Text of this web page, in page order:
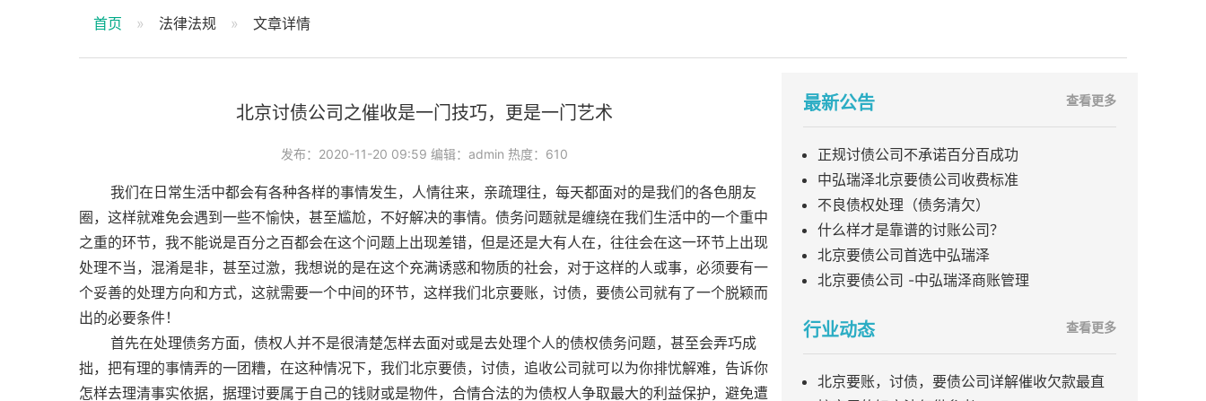
首页 法律法规 文章详情
北京讨债公司之催收是一门技巧，更是一门艺术
发布：2020-11-20 09:59 编辑：admin 热度：610
我们在日常生活中都会有各种各样的事情发生，人情往来，亲疏理往，每天都面对的是我们的各色朋友
圈，这样就难免会遇到一些不愉快，甚至尴尬，不好解决的事情。债务问题就是缠绕在我们生活中的一个重中
之重的环节，我不能说是百分之百都会在这个问题上出现差错，但是还是大有人在，往往会在这一环节上出现
处理不当，混淆是非，甚至过激，我想说的是在这个充满诱惑和物质的社会，对于这样的人或事，必须要有一
个妥善的处理方向和方式，这就需要一个中间的环节，这样我们北京要账，讨债，要债公司就有了一个脱颖而
出的必要条件！
首先在处理债务方面，债权人并不是很清楚怎样去面对或是去处理个人的债权债务问题，甚至会弄巧成
拙，把有理的事情弄的一团糟，在这种情况下，我们北京要债，讨债，追收公司就可以为你排忧解难，告诉你
怎样去理清事实依据，据理讨要属于自己的钱财或是物件，合情合法的为债权人争取最大的利益保护，避免遭
最新公告 查看更多
正规讨债公司不承诺百分百成功
中弘瑞泽北京要债公司收费标准
不良债权处理（债务清欠）
什么样才是靠谱的讨账公司？
北京要债公司首选中弘瑞泽
北京要债公司 -中弘瑞泽商账管理
行业动态 查看更多
北京要账，讨债，要债公司详解催收欠款最直